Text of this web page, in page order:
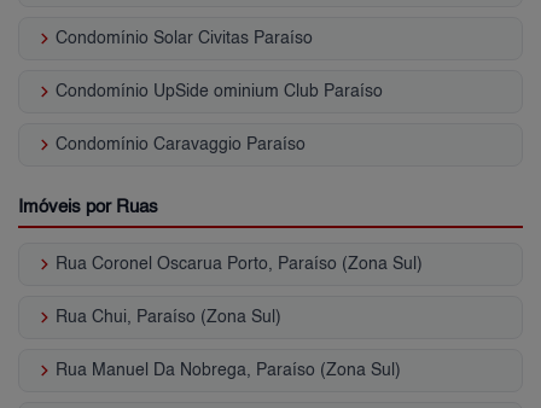
keyboard_arrow_right Condomínio Solar Civitas Paraíso
keyboard_arrow_right Condomínio UpSide ominium Club Paraíso
keyboard_arrow_right Condomínio Caravaggio Paraíso
Imóveis por Ruas
keyboard_arrow_right Rua Coronel Oscarua Porto, Paraíso (Zona Sul)
keyboard_arrow_right Rua Chui, Paraíso (Zona Sul)
keyboard_arrow_right Rua Manuel Da Nobrega, Paraíso (Zona Sul)